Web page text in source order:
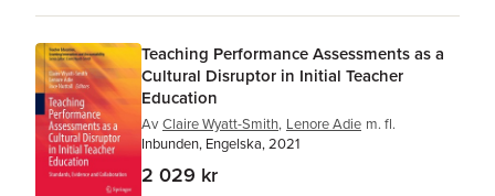
Teaching Performance Assessments as a
Cultural Disruptor in Initial Teacher
Education
Av Claire Wyatt-Smith, Lenore Adie m. fl.
Inbunden, Engelska, 2021
2 029 kr